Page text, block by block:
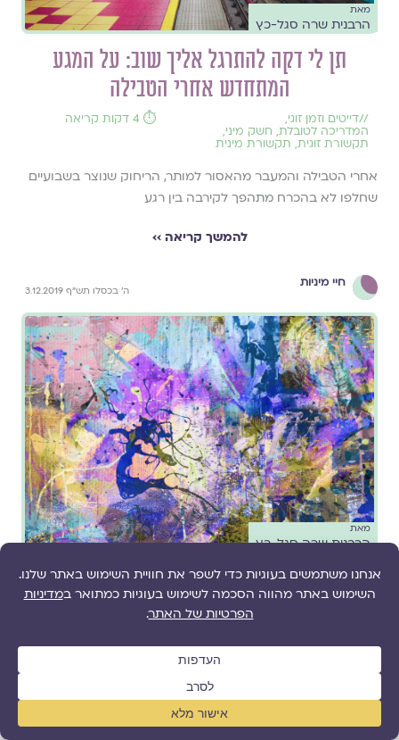
מאת
הרבנית שרה סגל-כץ
תן לי דקה להתרגל אליך שוב: על המגע
המתחדש אחרי הטבילה
//דייטים וזמן זוגי,
המדריכה לטובלת, חשק מיני,
תקשורת זוגית, תקשורת מינית
⏱️ 4 דקות קריאה
אחרי הטבילה והמעבר מהאסור למותר, הריחוק שנוצר בשבועיים
שחלפו לא בהכרח מתהפך לקירבה בין רגע
להמשך קריאה ››
חיי מיניות
ה' בכסלו תש"ף 3.12.2019
מאת
הרבנית שרה סגל-כץ
כאבים בחבירה: על גורמים שונים ודרכי טיפול
מומלצות בשל כאבים ביחסי אישות
הדרכה לקראת כלולות,
כאבים בחדירה יכולים לנבוע מכל מיני גורמים. מה הם הגורמים,
לאן אפשר לפנות כדי לקבל אבחון ומה דרכי הטיפול המומלצות?